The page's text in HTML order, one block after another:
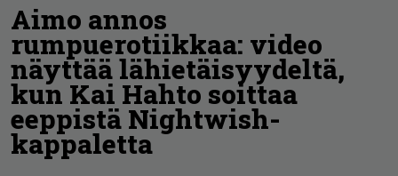
Aimo annos
rumpuerotiikkaa: video
näyttää lähietäisyydeltä,
kun Kai Hahto soittaa
eeppistä Nightwish-
kappaletta